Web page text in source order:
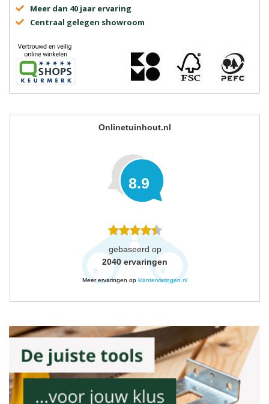
Meer dan 40 jaar ervaring
Centraal gelegen showroom
Onlinetuinhout.nl
8.9
gebaseerd op
2040 ervaringen
Meer ervaringen op klantervaringen.nl